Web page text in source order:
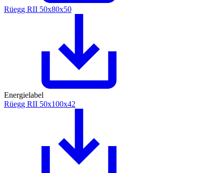
Rüegg RII 50x80x50
Energielabel
Rüegg RII 50x100x42